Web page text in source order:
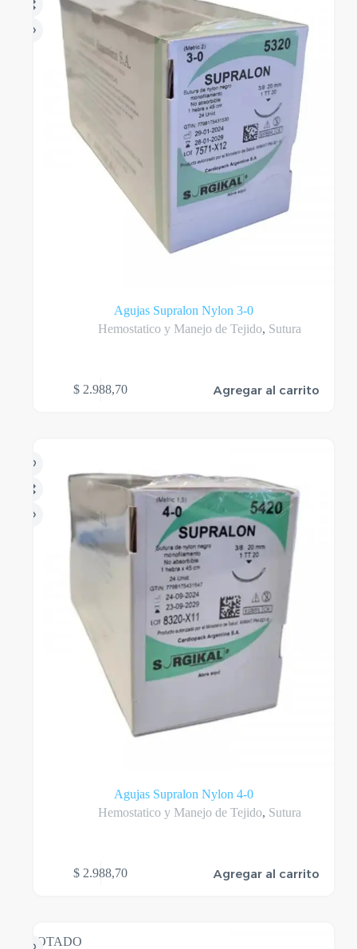
pueden
Agujas Supralon Nylon 3-0
Hemostatico y Manejo de Tejido, Sutura
$ 2.988,70 Agregar al carrito
Agujas Supralon Nylon 4-0
Hemostatico y Manejo de Tejido, Sutura
$ 2.988,70 Agregar al carrito
AGOTADO